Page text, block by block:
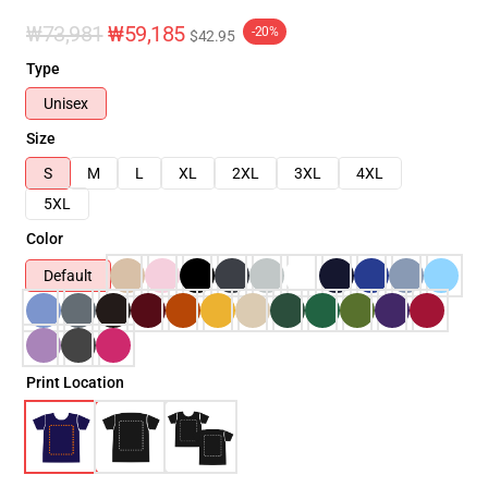
₩73,981 ₩59,185 $42.95 -20%
Type
Unisex
Size
S
M L XL 2XL 3XL
4XL
5XL
Color
Default
Print Location